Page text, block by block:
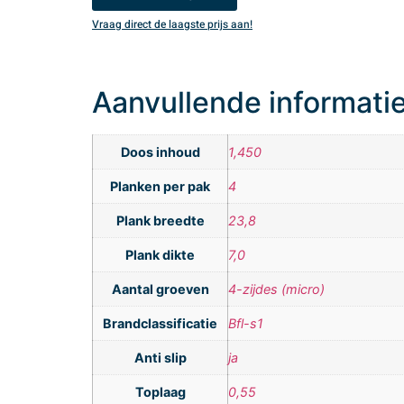
Vraag direct de laagste prijs aan!
Aanvullende
Doos inhoud 1,450
Planken per pak 4
Plank breedte 23,8
Plank dikte 7,0
Aantal groeven 4-zijdes (micro)
Brandclassificatie Bfl-s1
Anti slip ja
Toplaag 0,55